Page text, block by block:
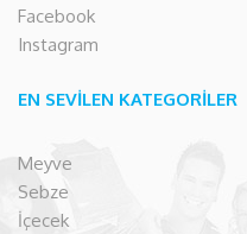
Facebook
Instagram
EN SEVİLEN KATEGORİLER
Meyve
Sebze
İçecek